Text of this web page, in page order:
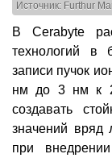
Источник: Furthur
В Cerabyte
технологий в
записи пучок
нм до 3 нм к
создавать
значений вряд
при